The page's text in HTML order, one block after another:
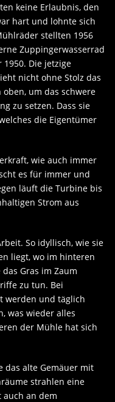
keine Erlaubnis, den
hart und lohnte sich
stellten 1956
Zuppingerwasserrad
Die jetzige
nicht ohne Stolz das
um das schwere
zu setzen. Dass sie
die Eigentümer
wie auch immer
es für immer und
läuft die Turbine bis
Strom aus
So idyllisch, wie sie
liegt, wo im hinteren
Gras im Zaum
zu tun. Bei
werden und täglich
was wieder alles
der Mühle hat sich
das alte Gemäuer mit
strahlen eine
auch an dem